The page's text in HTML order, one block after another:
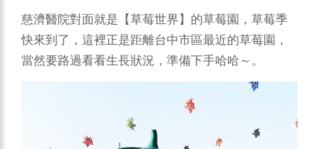
慈濟醫院對面就是【草莓世界】的草莓園，草莓季
快來到了，這裡正是距離台中市區最近的草莓園，
當然要路過看看生長狀況，準備下手哈哈～。